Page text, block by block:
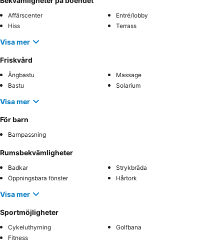
Affärscenter
Entré/lobby
Hiss
Terrass
Visa mer
Friskvård
Ångbastu
Massage
Bastu
Solarium
Visa mer
För barn
Barnpassning
Rumsbekvämligheter
Badkar
Strykbräda
Öppningsbara fönster
Hårtork
Visa mer
Sportmöjligheter
Cykeluthyrning
Golfbana
Fitness